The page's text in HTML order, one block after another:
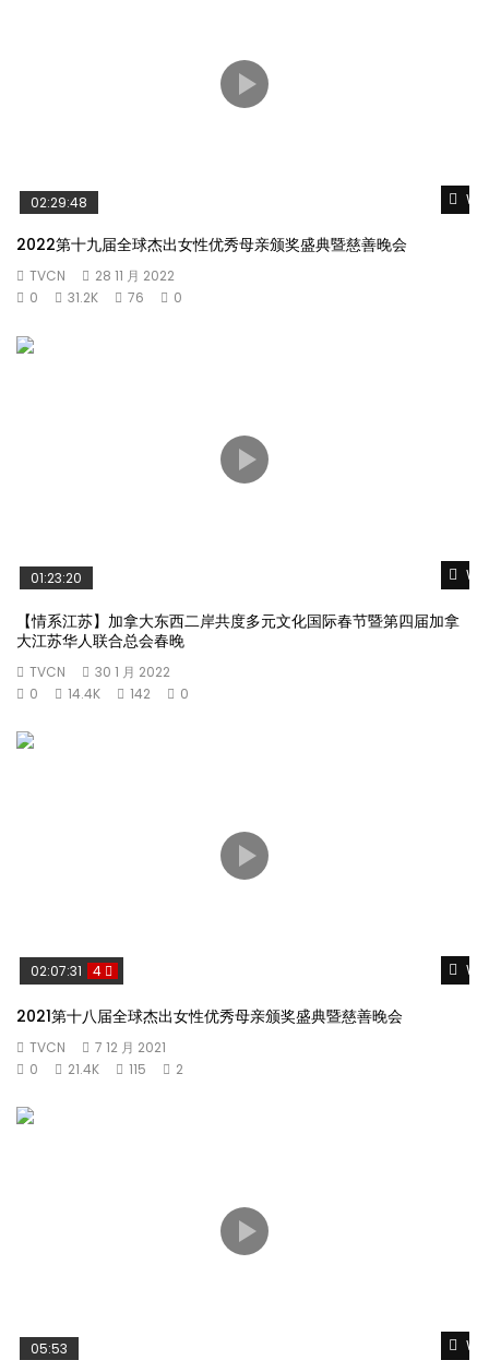
02:29:48
2022第十九届全球杰出女性优秀母亲颁奖盛典暨慈善晚会
TVCN
28 11 月 2022
0
31.2K 76 0
01:23:20
【情系江苏】加拿大东西二岸共度多元文化国际春节暨第四届加拿
大江苏华人联合总会春晚
TVCN
30 1 月 2022
0
14.4K 142 0
02:07:31 4
2021第十八届全球杰出女性优秀母亲颁奖盛典暨慈善晚会
TVCN
7 12 月 2021
0
21.4K 115 2
05:53